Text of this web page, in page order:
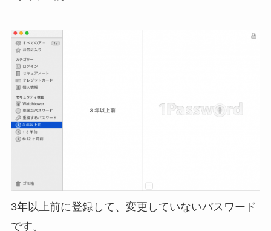
3年以上前に登録して、変更していないパスワード
です。